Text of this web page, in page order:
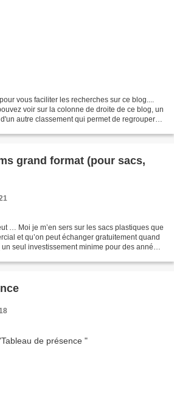
vous faciliter les recherches sur ce blog....
voir sur la colonne de droite de ce blog, un
autre classement qui permet de regrouper
grand format (pour sacs,
… Moi je m’en sers sur les sacs plastiques que
et qu’on peut échanger gratuitement quand
seul investissement minime pour des années,